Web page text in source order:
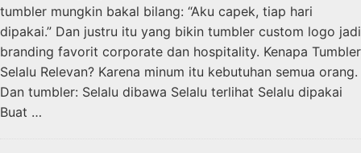
tumbler mungkin bakal bilang: “Aku capek, tiap hari
dipakai.” Dan justru itu yang bikin tumbler custom logo jadi
branding favorit corporate dan hospitality. Kenapa Tumbler
Selalu Relevan? Karena minum itu kebutuhan semua orang.
Dan tumbler: Selalu dibawa Selalu terlihat Selalu dipakai
Buat …